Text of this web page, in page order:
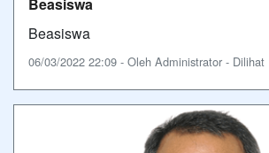
Beasiswa
06/03/2022 22:09 - Oleh Administrator - Dilihat